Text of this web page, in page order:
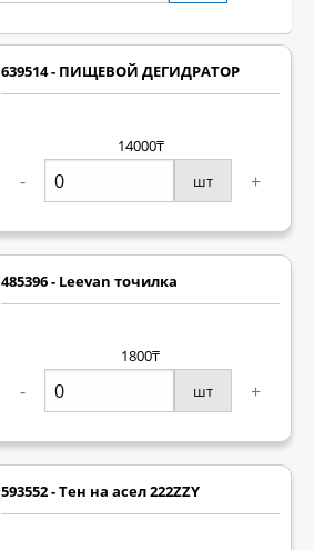
639514 - ПИЩЕВОЙ ДЕГИДРАТОР
14000₸
- шт +
485396 - Leevan точилка
1800₸
- шт +
593552 - Тен на асел 222ZZY